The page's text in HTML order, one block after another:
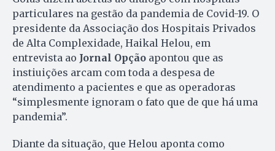
particulares na gestão da pandemia de Covid-19. O
presidente da Associação dos Hospitais Privados
de Alta Complexidade, Haikal Helou, em
entrevista ao Jornal Opção apontou que as
instiuições arcam com toda a despesa de
atendimento a pacientes e que as operadoras
“simplesmente ignoram o fato que de que há uma
pandemia”.
Diante da situação, que Helou aponta como